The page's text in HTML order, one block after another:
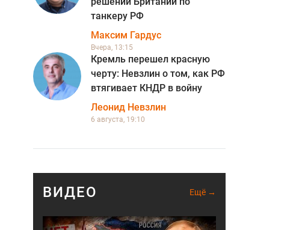
танкеру РФ
Максим Гардус
Вчера, 13:15
Кремль перешел красную
черту: Невзлин о том, как РФ
втягивает КНДР в войну
Леонид Невзлин
6 августа, 19:10
ВИДЕО Ещё